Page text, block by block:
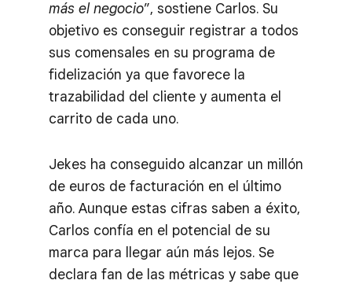
más el negocio”, sostiene Carlos. Su
objetivo es conseguir registrar a todos
sus comensales en su programa de
fidelización ya que favorece la
trazabilidad del cliente y aumenta el
carrito de cada uno.
Jekes ha conseguido alcanzar un millón
de euros de facturación en el último
año. Aunque estas cifras saben a éxito,
Carlos confía en el potencial de su
marca para llegar aún más lejos. Se
declara fan de las métricas y sabe que